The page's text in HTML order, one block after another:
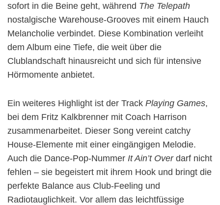
sofort in die Beine geht, während The Telepath
nostalgische Warehouse-Grooves mit einem Hauch
Melancholie verbindet. Diese Kombination verleiht
dem Album eine Tiefe, die weit über die
Clublandschaft hinausreicht und sich für intensive
Hörmomente anbietet.
Ein weiteres Highlight ist der Track Playing Games,
bei dem Fritz Kalkbrenner mit Coach Harrison
zusammenarbeitet. Dieser Song vereint catchy
House-Elemente mit einer eingängigen Melodie.
Auch die Dance-Pop-Nummer It Ain’t Overdarf nicht
fehlen – sie begeistert mit ihrem Hook und bringt die
perfekte Balance aus Club-Feeling und
Radiotauglichkeit. Vor allem das leichtfüssige